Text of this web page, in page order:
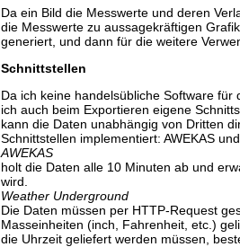
Da ein Bild die Messwerte und deren
die Messwerte zu aussagekräftigen
generiert, und dann für die weitere
Schnittstellen
Da ich keine handelsübliche Software
ich auch beim Exportieren eigene
kann die Daten unabhängig von Dritten
Schnittstellen implementiert: AWEKAS
AWEKAS
holt die Daten alle 10 Minuten ab und
wird.
Weather Underground
Die Daten müssen per HTTP-Request
Masseinheiten (inch, Fahrenheit, etc.)
die Uhrzeit geliefert werden müssen,